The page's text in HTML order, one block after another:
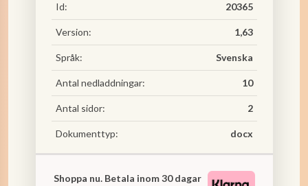
Id: 20365
Version: 1,63
Språk: Svenska
Antal nedladdningar: 10
Antal sidor: 2
Dokumenttyp: docx
Shoppa nu. Betala inom 30 dagar